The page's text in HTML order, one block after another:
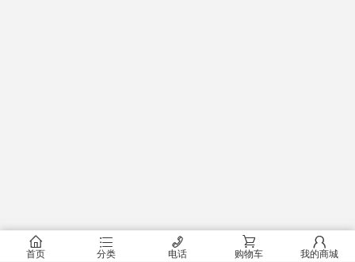
󰂠
首页
󰂦
分类
󰄫
电话
󰂟
购物车
󰂢
我的商城